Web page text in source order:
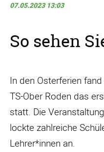
07.05.2023 13:03
So sehen
In den Osterferien
TS-Ober Roden das
statt. Die
lockte zahlreiche
Lehrer*innen an.